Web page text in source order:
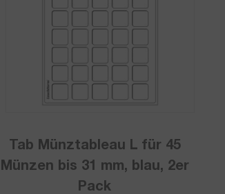
Tab Münztableau L für 45
Münzen bis 31 mm, blau, 2er
Pack